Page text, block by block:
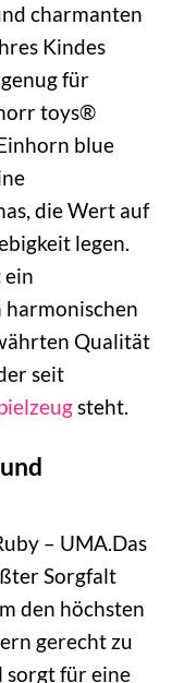
charmanten
Kindes
für
toys®
blue
die Wert auf
legen.
ein
harmonischen
Qualität
seit
steht.
– UMA.Das
Sorgfalt
den höchsten
gerecht zu
sorgt für eine